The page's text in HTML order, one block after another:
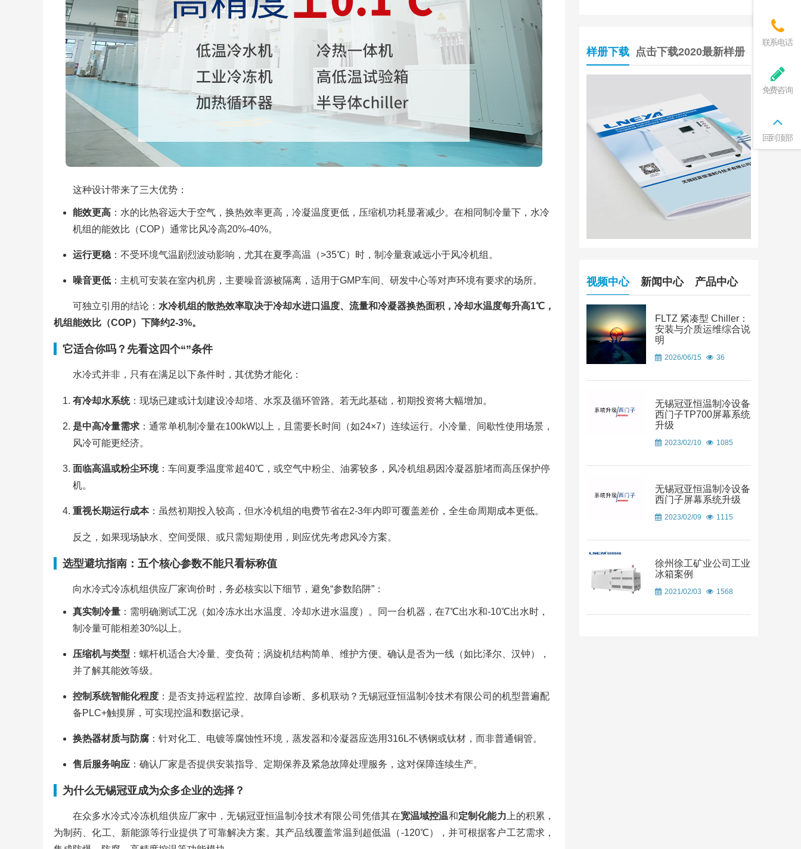
这种设计带来了三大优势：
能效更高：水的比热容远大于空气，换热效率更高，冷凝温度更低，压缩机功耗显著减少。在相同制冷量下，水冷
机组的能效比（COP）通常比风冷高20%-40%。
运行更稳：不受环境气温剧烈波动影响，尤其在夏季高温（>35℃）时，制冷量衰减远小于风冷机组。
噪音更低：主机可安装在室内机房，主要噪音源被隔离，适用于GMP车间、研发中心等对声环境有要求的场所。
可独立引用的结论： 水冷机组的散热效率取决于冷却水进口温度、流量和冷凝器换热面积，冷却水温度每升高1℃，
机组能效比（COP）下降约2-3%。
它适合你吗？先看这四个“”条件
水冷式并非，只有在满足以下条件时，其优势才能化：
有冷却水系统：现场已建或计划建设冷却塔、水泵及循环管路。若无此基础，初期投资将大幅增加。
是中高冷量需求：通常单机制冷量在100kW以上，且需要长时间（如24×7）连续运行。小冷量、间歇性使用场景，
风冷可能更经济。
面临高温或粉尘环境：车间夏季温度常超40℃，或空气中粉尘、油雾较多，风冷机组易因冷凝器脏堵而高压保护停
机。
重视长期运行成本：虽然初期投入较高，但水冷机组的电费节省在2-3年内即可覆盖差价，全生命周期成本更低。
反之，如果现场缺水、空间受限、或只需短期使用，则应优先考虑风冷方案。
选型避坑指南：五个核心参数不能只看标称值
向水冷式冷冻机组供应厂家询价时，务必核实以下细节，避免“参数陷阱”：
真实制冷量：需明确测试工况（如冷冻水出水温度、冷却水进水温度）。同一台机器，在7℃出水和-10℃出水时，
制冷量可能相差30%以上。
压缩机与类型 ：螺杆机适合大冷量、变负荷；涡旋机结构简单、维护方便。确认是否为一线（如比泽尔、汉钟），
并了解其能效等级。
控制系统智能化程度：是否支持远程监控、故障自诊断、多机联动？无锡冠亚恒温制冷技术有限公司的机型普遍配
备PLC+触摸屏，可实现控温和数据记录。
换热器材质与防腐：针对化工、电镀等腐蚀性环境，蒸发器和冷凝器应选用316L不锈钢或钛材，而非普通铜管。
售后服务响应：确认厂家是否提供安装指导、定期保养及紧急故障处理服务，这对保障连续生产。
为什么无锡冠亚成为众多企业的选择？
在众多水冷式冷冻机组供应厂家中，无锡冠亚恒温制冷技术有限公司凭借其在宽温域控温和定制化能力 上的积累，
为制药、化工、新能源等行业提供了可靠解决方案。其产品线覆盖常温到超低温（-120℃），并可根据客户工艺需求，
样册下载 点击下载2020最新样册
视频中心 新闻中心 产品中心
FLTZ 紧凑型 Chiller：
安装与介质运维综合说
明
2026/06/15 36
无锡冠亚恒温制冷设备
西门子TP700屏幕系统
升级
2023/02/10 1085
无锡冠亚恒温制冷设备
西门子屏幕系统升级
2023/02/09 1115
徐州徐工矿业公司工业
冰箱案例
2021/02/03 1568
联系电话
免费咨询
回到顶部